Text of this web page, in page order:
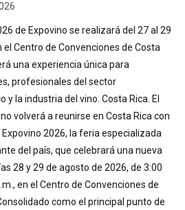
de Expovino se realizará del 27 al 29
el Centro de Convenciones de Costa
una experiencia única para
profesionales del sector
y la industria del vino. Costa Rica. El
volverá a reunirse en Costa Rica con
Expovino 2026, la feria especializada
del país, que celebrará una nueva
28 y 29 de agosto de 2026, de 3:00
en el Centro de Convenciones de
como el principal punto de